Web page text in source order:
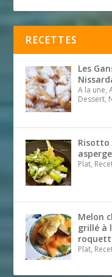
RECETTES
Les
A la une,
Dessert,
Risotto
Plat,
Melon
grillé à
Plat,